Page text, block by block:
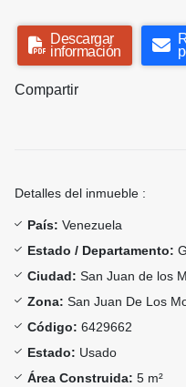
Descargar
información
Compartir
Detalles del inmueble :
País: Venezuela
Estado / Departamento:
Ciudad: San Juan de los
Zona: San Juan De Los
Código: 6429662
Estado: Usado
Área Construida: 5 m²